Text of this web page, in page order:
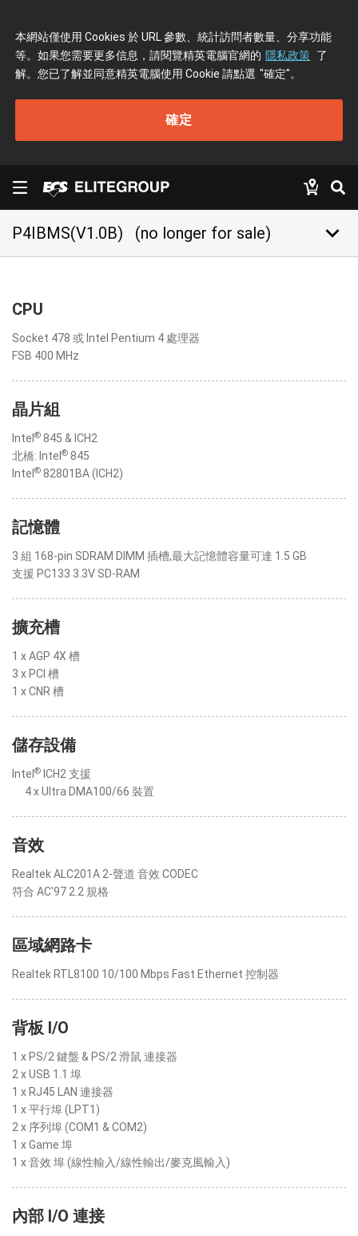
本網站僅使用 Cookies 於 URL 參數、統計訪問者數量、分享功能
等。如果您需要更多信息，請閱覽精英電腦官網的 隱私政策 了
解。您已了解並同意精英電腦使用 Cookie 請點選 "確定"。
確定
P4IBMS(V1.0B) (no longer for sale) keyboard_arrow_down
CPU
Socket 478 或 Intel Pentium 4 處理器
FSB 400 MHz
晶片組
Intel ® 845 & ICH2
北橋: Intel ® 845
Intel ® 82801BA (ICH2)
記憶體
3 組 168-pin SDRAM DIMM 插槽,最大記憶體容量可達 1.5 GB
支援 PC133 3.3V SD-RAM
擴充槽
1 x AGP 4X 槽
3 x PCI 槽
1 x CNR 槽
儲存設備
Intel ® ICH2 支援
4 x Ultra DMA100/66 裝置
音效
Realtek ALC201A 2-聲道 音效 CODEC
符合 AC'97 2.2 規格
區域網路卡
Realtek RTL8100 10/100 Mbps Fast Ethernet 控制器
背板 I/O
1 x PS/2 鍵盤 & PS/2 滑鼠 連接器
2 x USB 1.1 埠
1 x RJ45 LAN 連接器
1 x 平行埠 (LPT1)
2 x 序列埠 (COM1 & COM2)
1 x Game 埠
1 x 音效 埠 (線性輸入/線性輸出/麥克風輸入)
內部 I/O 連接